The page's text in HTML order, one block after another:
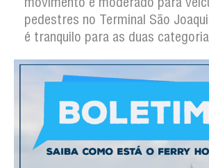
pedestres no Terminal São
é tranquilo para as duas